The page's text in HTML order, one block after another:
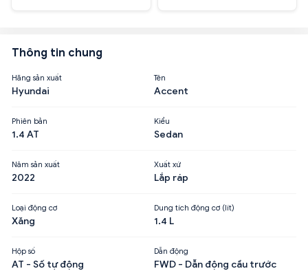
Thông tin chung
Hãng sản xuất
Hyundai
Tên
Accent
Phiên bản
1.4 AT
Kiểu
Sedan
Năm sản xuất
2022
Xuất xứ
Lắp ráp
Loại động cơ
Xăng
Dung tích động cơ (lít)
1.4 L
Hộp số
AT - Số tự động
Dẫn động
FWD - Dẫn động cầu trước